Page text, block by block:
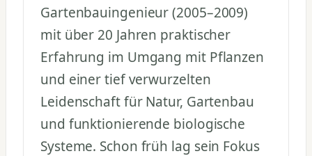
Gartenbauingenieur (2005–2009)
mit über 20 Jahren praktischer
Erfahrung im Umgang mit Pflanzen
und einer tief verwurzelten
Leidenschaft für Natur, Gartenbau
und funktionierende biologische
Systeme. Schon früh lag sein Fokus